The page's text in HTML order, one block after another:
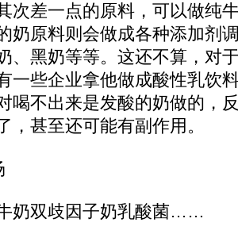
次差一点的原料，可以做纯
奶原料则会做成各种添加剂
、黑奶等等。这还不算，对
一些企业拿他做成酸性乳饮
喝不出来是发酸的奶做的，
了，甚至还可能有副作用
双歧因子奶乳酸菌……